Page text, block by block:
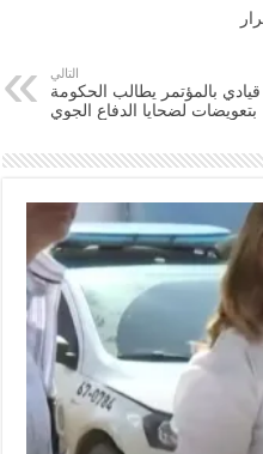
التالي
قيادي بالمؤتمر يطالب الحكومة
بتعويضات لضحايا الدفاع الجوي